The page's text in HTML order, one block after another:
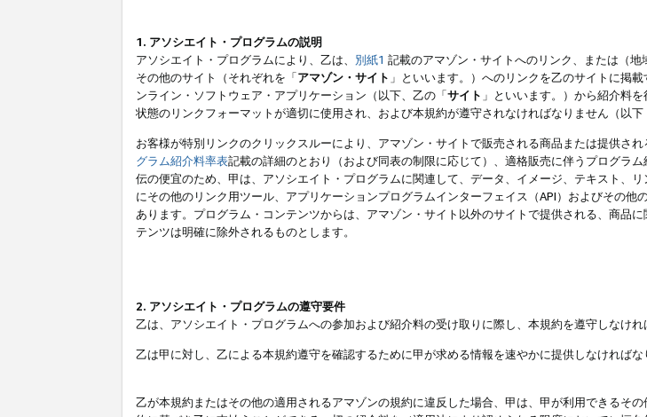
1. アソシエイト・プログラムの説明
アソシエイト・プログラムにより、乙は、 別紙1 記載のアマゾン・サイトへのリンク、または（地
その他のサイト（それぞれを「アマゾン・サイト 」といいます。）へのリンクを乙のサイトに掲
ンライン・ソフトウェア・アプリケーション（以下、乙の「サイト 」といいます。）から紹介料
状態のリンクフォーマットが適切に使用され、および本規約が遵守されなければなりません（以下
お客様が特別リンクのクリックスルーにより、アマゾン・サイトで販売される商品または提供さ
グラム紹介料率表記載の詳細のとおり（および同表の制限に応じて）、適格販売に伴うプログラ
伝の便宜のため、甲は、アソシエイト・プログラムに関連して、データ、イメージ、テキスト、
にその他のリンク用ツール、アプリケーションプログラムインターフェイス（API）およびその他
あります。プログラム・コンテンツからは、アマゾン・サイト以外のサイトで提供される、商品
テンツは明確に除外されるものとします。
2. アソシエイト・プログラムの遵守要件
乙は、アソシエイト・プログラムへの参加および紹介料の受け取りに際し、本規約を遵守しなけれ
乙は甲に対し、乙による本規約遵守を確認するために甲が求める情報を速やかに提供しなければな
乙が本規約またはその他の適用されるアマゾンの規約に違反した場合、甲は、甲が利用できるそ